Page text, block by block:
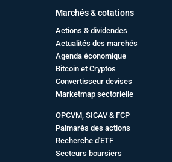
Marchés & cotations
Actions & dividendes
Actualités des marchés
Agenda économique
Bitcoin et Cryptos
Convertisseur devises
Marketmap sectorielle
OPCVM, SICAV & FCP
Palmarès des actions
Recherche d'ETF
Secteurs boursiers